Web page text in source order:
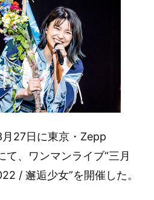
月27日に東京・Zepp
て、ワンマンライブ“三月
/ 邂逅少女”を開催した。